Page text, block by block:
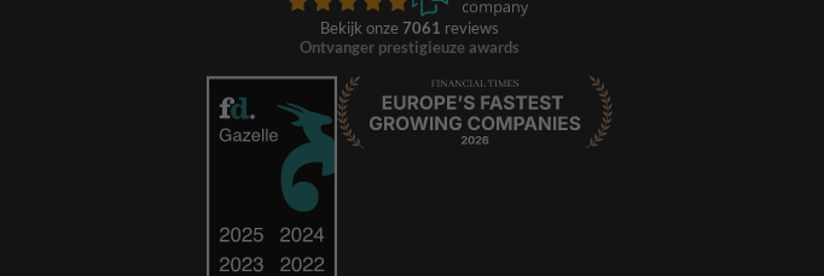
Bekijk onze 7061 reviews
Ontvanger prestigieuze awards